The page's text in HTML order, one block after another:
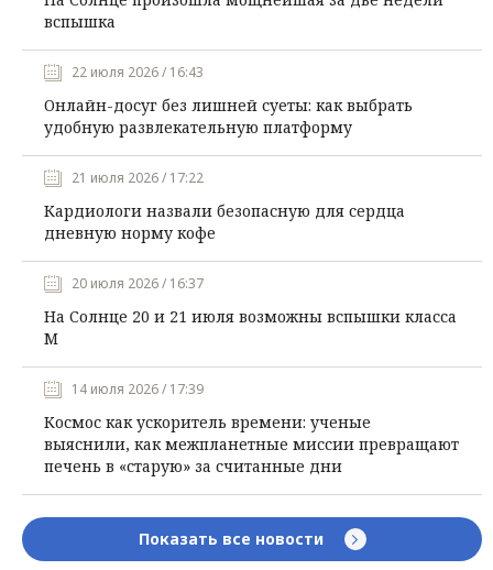
вспышка
22 июля 2026 / 16:43
Онлайн-досуг без лишней суеты: как выбрать
удобную развлекательную платформу
21 июля 2026 / 17:22
Кардиологи назвали безопасную для сердца
дневную норму кофе
20 июля 2026 / 16:37
На Солнце 20 и 21 июля возможны вспышки класса
М
14 июля 2026 / 17:39
Космос как ускоритель времени: ученые
выяснили, как межпланетные миссии превращают
печень в «старую» за считанные дни
Показать все новости